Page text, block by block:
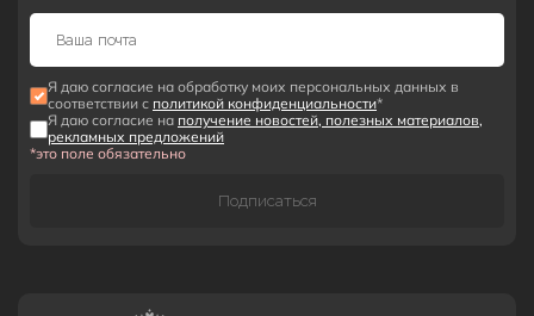
Я даю согласие на обработку моих персональных данных в
соответствии с политикой конфиденциальности*
Я даю согласие на получение новостей, полезных материалов,
рекламных предложений
*это поле обязательно
Подписаться